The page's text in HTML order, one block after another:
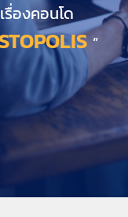
องคอนโด
”